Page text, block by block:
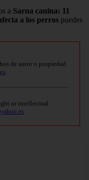
a Sarna canina: 11
a los perros puedes
de autor o propiedad
or intellectual